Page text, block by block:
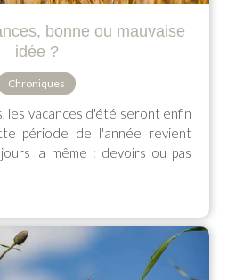
bonne ou mauvaise
idée ?
Chroniques
les vacances d'été seront enfin
période de l'année revient
la même : devoirs ou pas